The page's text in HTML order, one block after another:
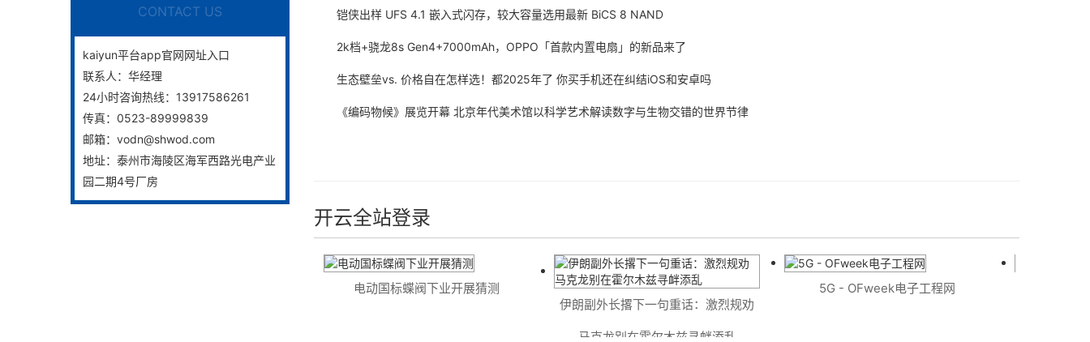
CONTACT US
kaiyun平台app官网网址入口
联系人： 华经理
24小时咨询热线： 13917586261
传真： 0523-89999839
邮箱： vodn@shwod.com
地址： 泰州市海陵区海军西路光电产业
园二期4号厂房
铠侠出样 UFS 4.1 嵌入式闪存，较大容量选用最新 BiCS 8 NAND
2k档+骁龙8s Gen4+7000mAh，OPPO「首款内置电扇」的新品来了
生态壁垒vs. 价格自在怎样选！都2025年了 你买手机还在纠结iOS和安卓吗
《编码物候》展览开幕 北京年代美术馆以科学艺术解读数字与生物交错的世界节律
开云全站登录
电动国标蝶阀下业开展猜测
伊朗副外长撂下一句重话：激烈规劝
马克龙别在霍尔木兹寻衅添乱
5G - OFweek电子工程网